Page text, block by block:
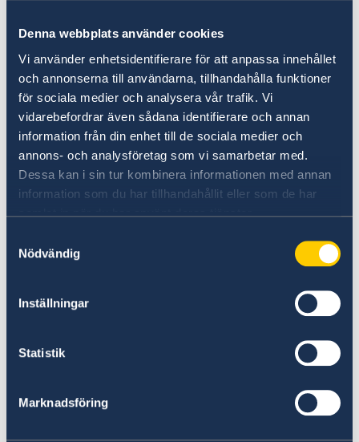
Denna webbplats använder cookies
Vi använder enhetsidentifierare för att anpassa innehållet
och annonserna till användarna, tillhandahålla funktioner
för sociala medier och analysera vår trafik. Vi
vidarebefordrar även sådana identifierare och annan
information från din enhet till de sociala medier och
annons- och analysföretag som vi samarbetar med.
Dessa kan i sin tur kombinera informationen med annan
information som du har tillhandahållit eller som de har
samlat in när du har använt deras tjänster.
Nödvändig
Inställningar
Statistik
Marknadsföring
Last updated 20 Nov 2024, 9.17 AM